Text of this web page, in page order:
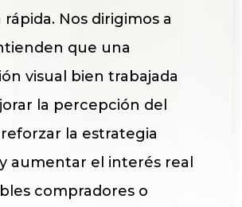
rápida. Nos dirigimos a
que una
visual bien trabajada
la percepción del
la estrategia
aumentar el interés real
compradores o